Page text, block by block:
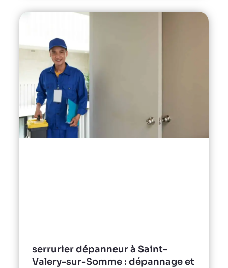
serrurier dépanneur à Saint-
Valery-sur-Somme : dépannage et